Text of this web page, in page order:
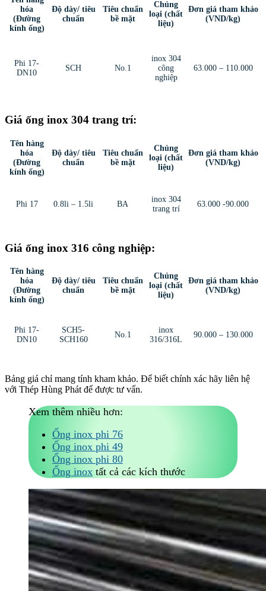
hóa
(Đường
kính ống)
Độ dày/ tiêu
chuẩn
Tiêu chuẩn
bề mặt
Chủng
loại (chất
liệu)
Đơn giá tham khảo
(VND/kg)
Phi 17-
DN10
SCH No.1
inox 304
công
nghiệp
63.000 – 110.000
Giá ống inox 304 trang trí:
Tên hàng
hóa
(Đường
kính ống)
Độ dày/ tiêu
chuẩn
Tiêu chuẩn
bề mặt
Chủng
loại (chất
liệu)
Đơn giá tham khảo
(VND/kg)
Phi 17 0.8li – 1.5li BA
inox 304
trang trí
63.000 -90.000
Giá ống inox 316 công nghiệp:
Tên hàng
hóa
(Đường
kính ống)
Độ dày/ tiêu
chuẩn
Tiêu chuẩn
bề mặt
Chủng
loại (chất
liệu)
Đơn giá tham khảo
(VND/kg)
Phi 17-
DN10
SCH5-
SCH160
No.1
inox
316/316L
90.000 – 130.000
Bảng giá chỉ mang tính kham khảo. Để biết chính xác hãy liên hệ
với Thép Hùng Phát để được tư vấn.
Xem thêm nhiều hơn:
Ống inox phi 76
Ống inox phi 49
Ống inox phi 80
Ống inox tất cả các kích thước